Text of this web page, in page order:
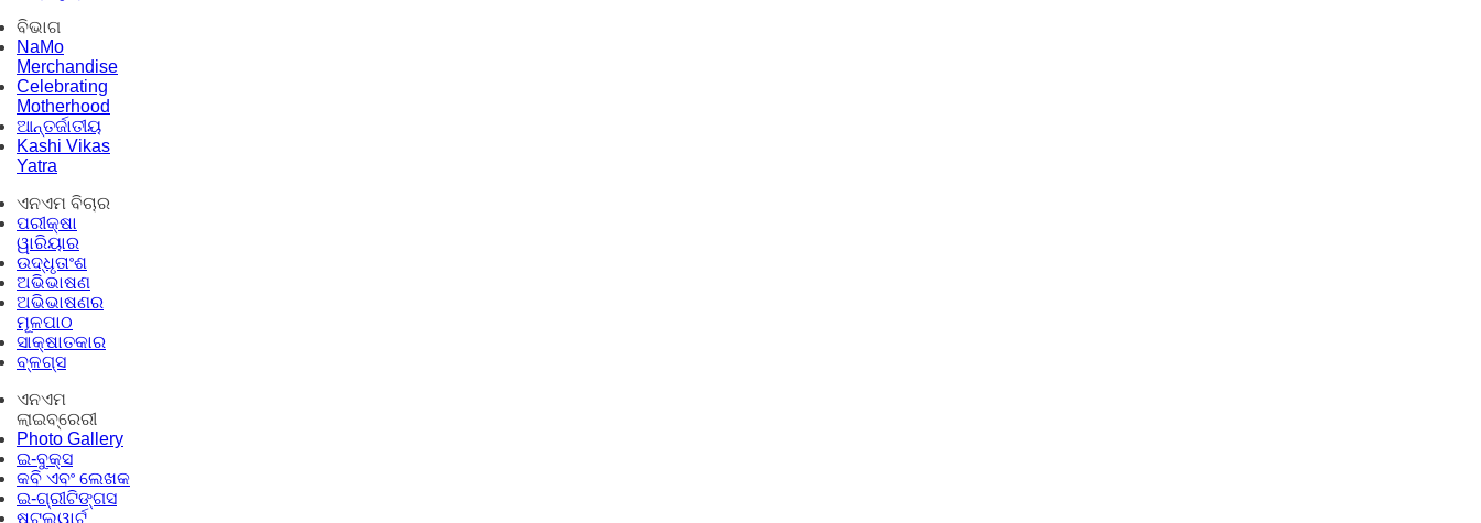
ବିଭାଗ
NaMo
Merchandise
Celebrating
Motherhood
ଆନ୍ତର୍ଜାତୀୟ
Kashi Vikas
Yatra
ଏନଏମ ବିଚାର
ପରୀକ୍ଷା
ୱାରିୟାର
ଉଦ୍ଧୃତାଂଶ
ଅଭିଭାଷଣ
ଅଭିଭାଷଣର
ମୂଳପାଠ
ସାକ୍ଷାତକାର
ବ୍ଳଗ୍ସ
ଏନଏମ
ଲାଇବ୍ରେରୀ
Photo Gallery
ଇ-ବୁକ୍ସ
କବି ଏବଂ ଲେଖକ
ଇ-ଗ୍ରୀଟିଙ୍ଗସ
ଷ୍ଟଲୱାର୍ଟ